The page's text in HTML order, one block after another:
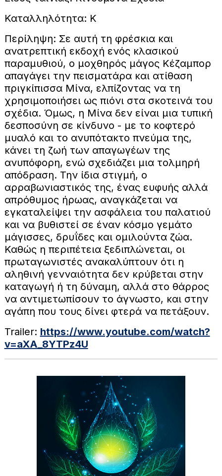
Καταλληλότητα: Κ
Περίληψη: Σε αυτή τη φρέσκια και
ανατρεπτική εκδοχή ενός κλασικού
παραμυθιού, ο μοχθηρός μάγος Κέζαμπορ
απαγάγει την πεισματάρα και ατίθαση
πριγκίπισσα Μίνα, ελπίζοντας να τη
χρησιμοποιήσει ως πιόνι στα σκοτεινά του
σχέδια. Όμως, η Μίνα δεν είναι μια τυπική
δεσποσύνη σε κίνδυνο - με το κοφτερό
μυαλό και το ανυπότακτο πνεύμα της,
κάνει τη ζωή των απαγωγέων της
ανυπόφορη, ενώ σχεδιάζει μια τολμηρή
απόδραση. Την ίδια στιγμή, ο
αρραβωνιαστικός της, ένας ευφυής αλλά
απρόθυμος ήρωας, αναγκάζεται να
εγκαταλείψει την ασφάλεια του παλατιού
και να βυθιστεί σε έναν κόσμο γεμάτο
μάγισσες, δρυΐδες και ομιλούντα ζώα.
Καθώς η περιπέτεια ξεδιπλώνεται, οι
πρωταγωνιστές ανακαλύπτουν ότι η
αληθινή γενναιότητα δεν κρύβεται στην
καταγωγή ή τη δύναμη, αλλά στο θάρρος
να αντιμετωπίσουν το άγνωστο, και στην
αγάπη που τους δίνει φτερά να πετάξουν.
Trailer: https://www.youtube.com/watch?
v=aXA_8YTPz4U